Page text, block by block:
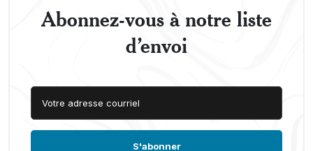
Abonnez-vous à notre liste
d’envoi